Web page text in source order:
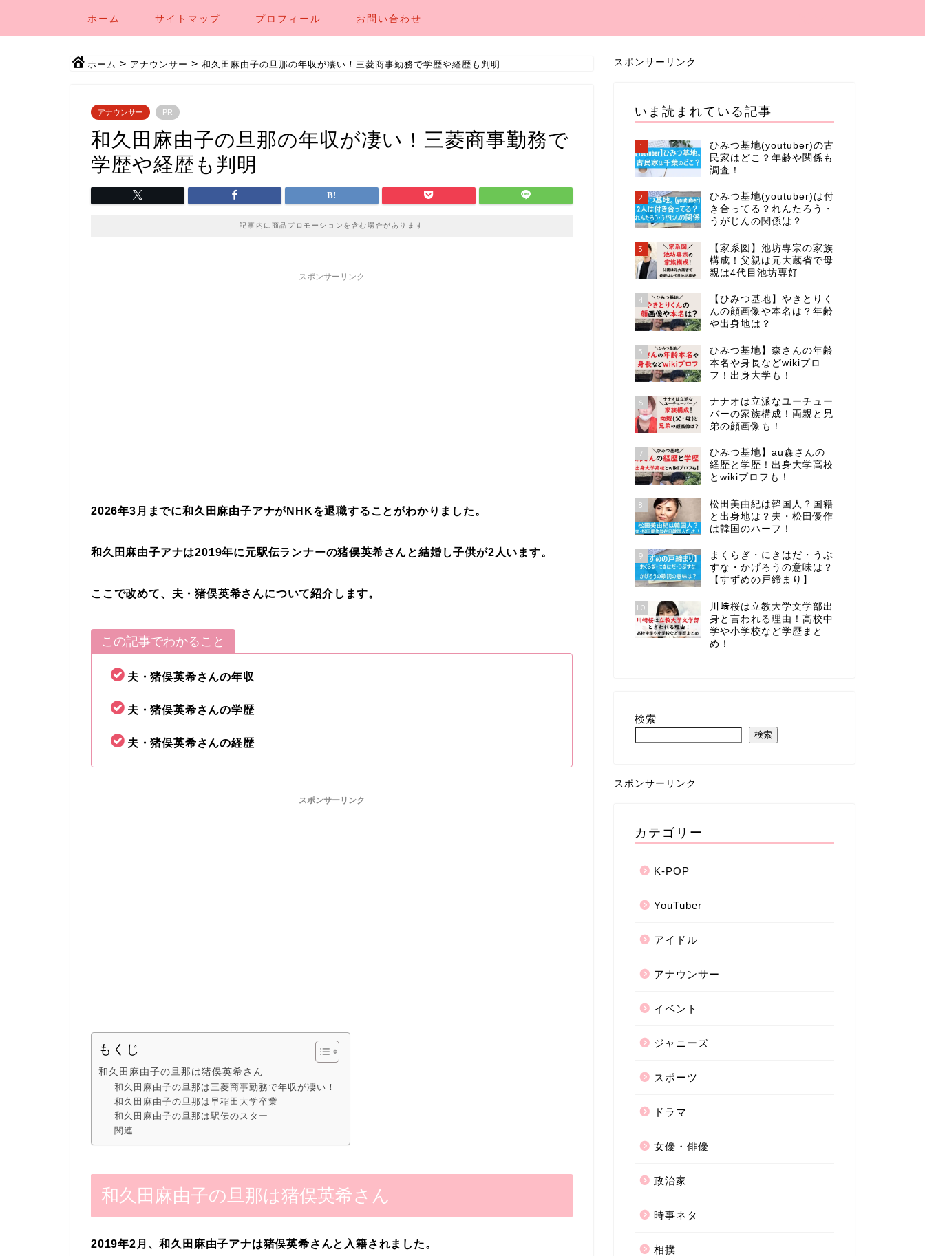
ホーム サイトマップ プロフィール お問い合わせ
ホーム > アナウンサー > 和久田麻由子の旦那の年収が凄い！三菱商事勤務で学歴や経歴も判明
アナウンサー PR
和久田麻由子の旦那の年収が凄い！三菱商事勤務で
学歴や経歴も判明
記事内に商品プロモーションを含む場合があります
スポンサーリンク
2026年3月までに和久田麻由子アナがNHKを退職することがわかりました。
和久田麻由子アナは2019年に元駅伝ランナーの猪俣英希さんと結婚し子供が2人います。
ここで改めて、夫・猪俣英希さんについて紹介します。
この記事でわかること
夫・猪俣英希さんの年収
夫・猪俣英希さんの学歴
夫・猪俣英希さんの経歴
スポンサーリンク
もくじ
和久田麻由子の旦那は猪俣英希さん
和久田麻由子の旦那は三菱商事勤務で年収が凄い！
和久田麻由子の旦那は早稲田大学卒業
和久田麻由子の旦那は駅伝のスター
関連
和久田麻由子の旦那は猪俣英希さん
2019年2月、和久田麻由子アナは猪俣英希さんと入籍されました。
スポンサーリンク
いま読まれている記事
1
ひみつ基地(youtuber)の古
民家はどこ？年齢や関係も
調査！
2
ひみつ基地(youtuber)は付
き合ってる？れんたろう・
うがじんの関係は？
3
【家系図】池坊専宗の家族
構成！父親は元大蔵省で母
親は4代目池坊専好
4
【ひみつ基地】やきとりく
んの顔画像や本名は？年齢
や出身地は？
5
ひみつ基地】森さんの年齢
本名や身長などwikiプロ
フ！出身大学も！
6
ナナオは立派なユーチュー
バーの家族構成！両親と兄
弟の顔画像も！
7
ひみつ基地】au森さんの
経歴と学歴！出身大学高校
とwikiプロフも！
8
松田美由紀は韓国人？国籍
と出身地は？夫・松田優作
は韓国のハーフ！
9
まくらぎ・にきはだ・うぶ
すな・かげろうの意味は？
【すずめの戸締まり】
10
川﨑桜は立教大学文学部出
身と言われる理由！高校中
学や小学校など学歴まと
め！
検索
検索
スポンサーリンク
カテゴリー
K-POP
YouTuber
アイドル
アナウンサー
イベント
ジャニーズ
スポーツ
ドラマ
女優・俳優
政治家
時事ネタ
相撲